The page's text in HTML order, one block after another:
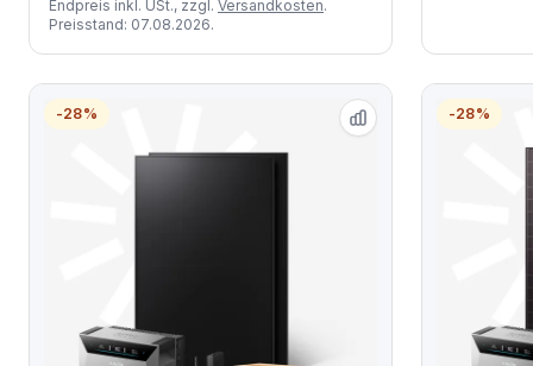
Endpreis inkl. USt., zzgl. Versandkosten.
Preisstand: 07.08.2026.
-28% -28%